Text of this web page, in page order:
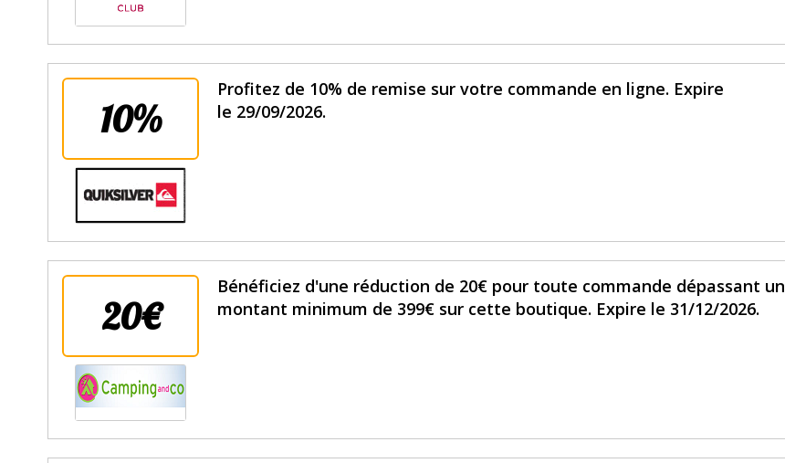
10%
Profitez de 10% de remise sur votre commande en ligne. Expire
le 29/09/2026.
20€
Bénéficiez d'une réduction de 20€ pour toute commande dépassant un
montant minimum de 399€ sur cette boutique. Expire le 31/12/2026.